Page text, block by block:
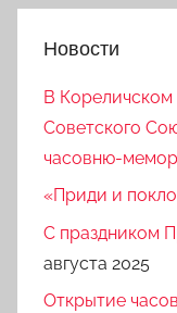
Новости
В Кореличском
Советского
часовню-
«Приди и
C праздником
августа 2025
Открытие